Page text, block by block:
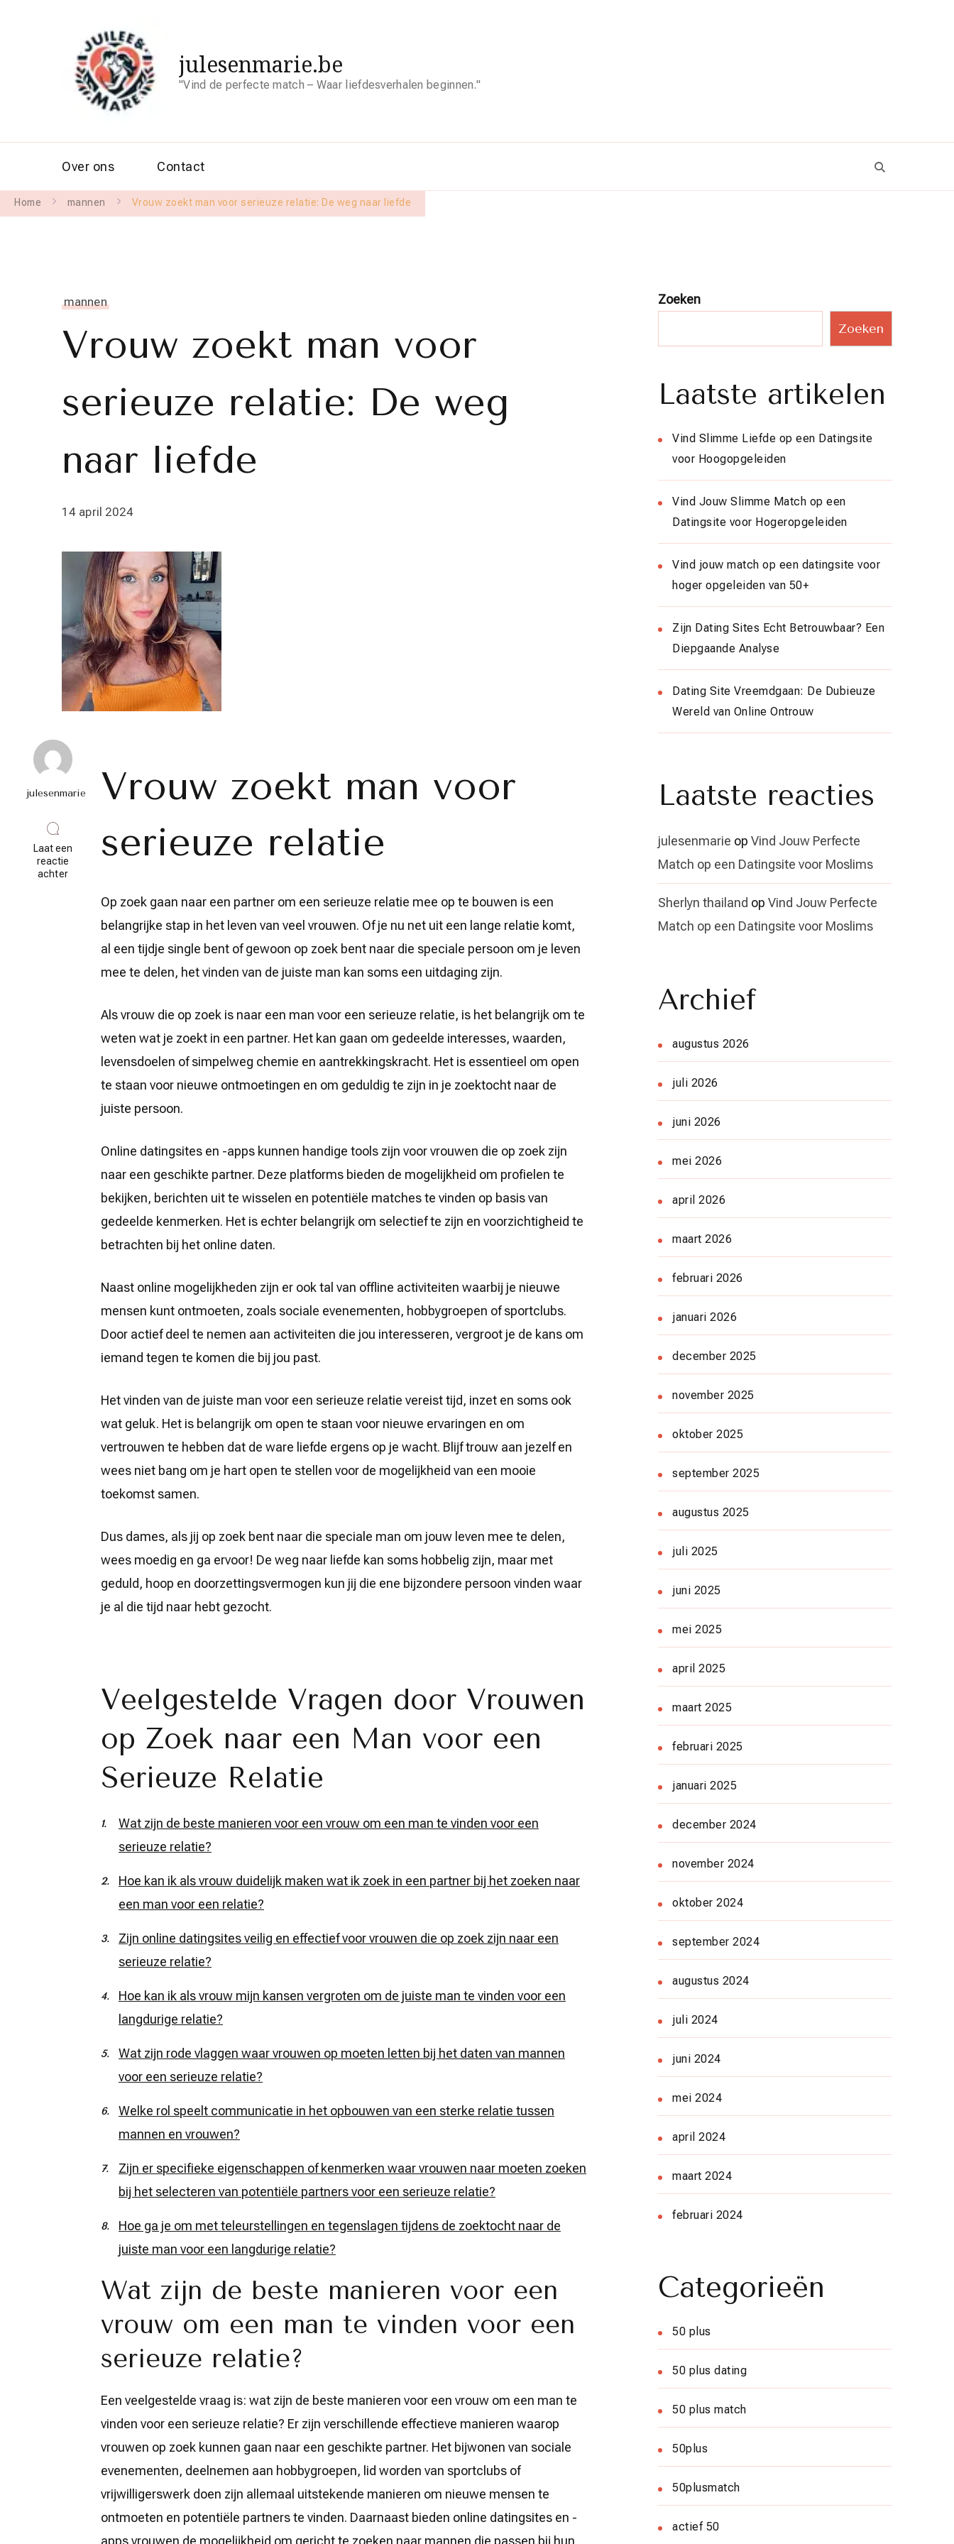
julesenmarie.be
"Vind de perfecte match – Waar liefdesverhalen beginnen."
Over ons Contact
Home mannen Vrouw zoekt man voor serieuze relatie: De weg naar liefde
mannen
Vrouw zoekt man voor
serieuze relatie: De weg
naar liefde
14 april 2024
julesenmarie
Laat een
reactie
achterop
Vrouw zoekt man voor
serieuze relatie
Op zoek gaan naar een partner om een serieuze relatie mee op te bouwen is een
belangrijke stap in het leven van veel vrouwen. Of je nu net uit een lange relatie komt,
al een tijdje single bent of gewoon op zoek bent naar die speciale persoon om je leven
mee te delen, het vinden van de juiste man kan soms een uitdaging zijn.
Als vrouw die op zoek is naar een man voor een serieuze relatie, is het belangrijk om te
weten wat je zoekt in een partner. Het kan gaan om gedeelde interesses, waarden,
levensdoelen of simpelweg chemie en aantrekkingskracht. Het is essentieel om open
te staan voor nieuwe ontmoetingen en om geduldig te zijn in je zoektocht naar de
juiste persoon.
Online datingsites en -apps kunnen handige tools zijn voor vrouwen die op zoek zijn
naar een geschikte partner. Deze platforms bieden de mogelijkheid om profielen te
bekijken, berichten uit te wisselen en potentiële matches te vinden op basis van
gedeelde kenmerken. Het is echter belangrijk om selectief te zijn en voorzichtigheid te
betrachten bij het online daten.
Naast online mogelijkheden zijn er ook tal van offline activiteiten waarbij je nieuwe
mensen kunt ontmoeten, zoals sociale evenementen, hobbygroepen of sportclubs.
Door actief deel te nemen aan activiteiten die jou interesseren, vergroot je de kans om
iemand tegen te komen die bij jou past.
Het vinden van de juiste man voor een serieuze relatie vereist tijd, inzet en soms ook
wat geluk. Het is belangrijk om open te staan voor nieuwe ervaringen en om
vertrouwen te hebben dat de ware liefde ergens op je wacht. Blijf trouw aan jezelf en
wees niet bang om je hart open te stellen voor de mogelijkheid van een mooie
toekomst samen.
Dus dames, als jij op zoek bent naar die speciale man om jouw leven mee te delen,
wees moedig en ga ervoor! De weg naar liefde kan soms hobbelig zijn, maar met
geduld, hoop en doorzettingsvermogen kun jij die ene bijzondere persoon vinden waar
je al die tijd naar hebt gezocht.
Veelgestelde Vragen door Vrouwen
op Zoek naar een Man voor een
Serieuze Relatie
Wat zijn de beste manieren voor een vrouw om een man te vinden voor een
serieuze relatie?
Hoe kan ik als vrouw duidelijk maken wat ik zoek in een partner bij het zoeken naar
een man voor een relatie?
Zijn online datingsites veilig en effectief voor vrouwen die op zoek zijn naar een
serieuze relatie?
Hoe kan ik als vrouw mijn kansen vergroten om de juiste man te vinden voor een
langdurige relatie?
Wat zijn rode vlaggen waar vrouwen op moeten letten bij het daten van mannen
voor een serieuze relatie?
Welke rol speelt communicatie in het opbouwen van een sterke relatie tussen
mannen en vrouwen?
Zijn er specifieke eigenschappen of kenmerken waar vrouwen naar moeten zoeken
bij het selecteren van potentiële partners voor een serieuze relatie?
Hoe ga je om met teleurstellingen en tegenslagen tijdens de zoektocht naar de
juiste man voor een langdurige relatie?
Wat zijn de beste manieren voor een
vrouw om een man te vinden voor een
serieuze relatie?
Een veelgestelde vraag is: wat zijn de beste manieren voor een vrouw om een man te
vinden voor een serieuze relatie? Er zijn verschillende effectieve manieren waarop
vrouwen op zoek kunnen gaan naar een geschikte partner. Het bijwonen van sociale
evenementen, deelnemen aan hobbygroepen, lid worden van sportclubs of
vrijwilligerswerk doen zijn allemaal uitstekende manieren om nieuwe mensen te
ontmoeten en potentiële partners te vinden. Daarnaast bieden online datingsites en -
apps vrouwen de mogelijkheid om gericht te zoeken naar mannen die passen bij hun
Zoeken
Zoeken
Laatste artikelen
Vind Slimme Liefde op een Datingsite
voor Hoogopgeleiden
Vind Jouw Slimme Match op een
Datingsite voor Hogeropgeleiden
Vind jouw match op een datingsite voor
hoger opgeleiden van 50+
Zijn Dating Sites Echt Betrouwbaar? Een
Diepgaande Analyse
Dating Site Vreemdgaan: De Dubieuze
Wereld van Online Ontrouw
Laatste reacties
julesenmarie op Vind Jouw Perfecte
Match op een Datingsite voor Moslims
Sherlyn thailand op Vind Jouw Perfecte
Match op een Datingsite voor Moslims
Archief
augustus 2026
juli 2026
juni 2026
mei 2026
april 2026
maart 2026
februari 2026
januari 2026
december 2025
november 2025
oktober 2025
september 2025
augustus 2025
juli 2025
juni 2025
mei 2025
april 2025
maart 2025
februari 2025
januari 2025
december 2024
november 2024
oktober 2024
september 2024
augustus 2024
juli 2024
juni 2024
mei 2024
april 2024
maart 2024
februari 2024
Categorieën
50 plus
50 plus dating
50 plus match
50plus
50plusmatch
actief 50